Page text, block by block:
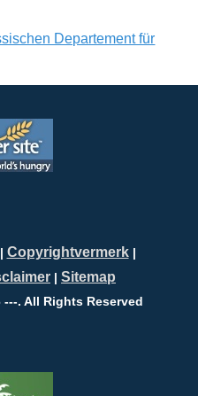
Departement für
Copyrightvermerk|
| Sitemap
. All Rights Reserved